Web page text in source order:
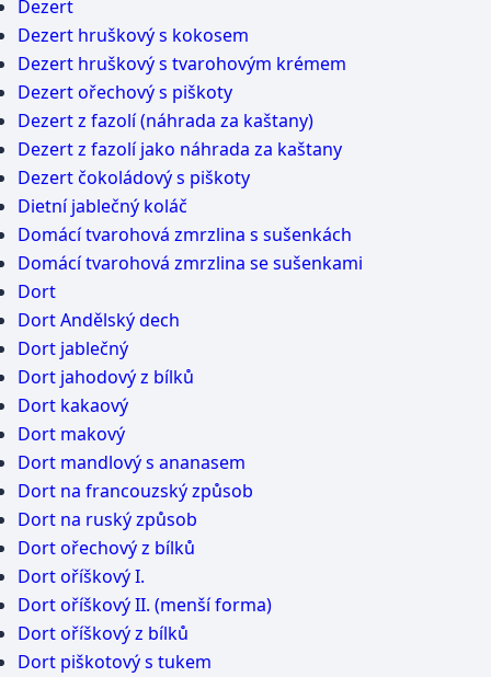
Dezert
Dezert hruškový s kokosem
Dezert hruškový s tvarohovým krémem
Dezert ořechový s piškoty
Dezert z fazolí (náhrada za kaštany)
Dezert z fazolí jako náhrada za kaštany
Dezert čokoládový s piškoty
Dietní jablečný koláč
Domácí tvarohová zmrzlina s sušenkách
Domácí tvarohová zmrzlina se sušenkami
Dort
Dort Andělský dech
Dort jablečný
Dort jahodový z bílků
Dort kakaový
Dort makový
Dort mandlový s ananasem
Dort na francouzský způsob
Dort na ruský způsob
Dort ořechový z bílků
Dort oříškový I.
Dort oříškový II. (menší forma)
Dort oříškový z bílků
Dort piškotový s tukem